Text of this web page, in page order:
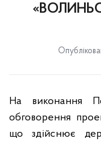
На виконання
обговорення
що здійснює